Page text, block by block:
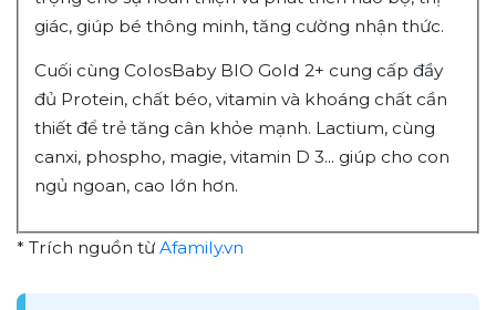
giác, giúp bé thông minh, tăng cường nhận thức.
Cuối cùng ColosBaby BIO Gold 2+ cung cấp đầy
đủ Protein, chất béo, vitamin và khoáng chất cần
thiết để trẻ tăng cân khỏe mạnh. Lactium, cùng
canxi, phospho, magie, vitamin D 3... giúp cho con
ngủ ngoan, cao lớn hơn.
* Trích nguồn từ Afamily.vn